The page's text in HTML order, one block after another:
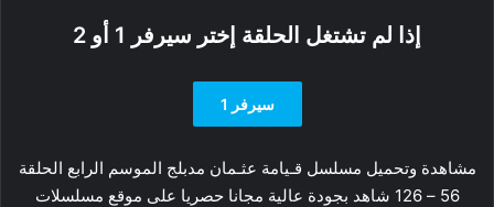
إذا لم تشتغل الحلقة إختر سيرفر 1 أو 2
سيرفر 1
مشاهدة وتحميل مسلسل قـيامة عثـمان مدبلج الموسم الرابع الحلقة
56 – 126 شاهد بجودة عالية مجانا حصريا على موقع مسلسلات